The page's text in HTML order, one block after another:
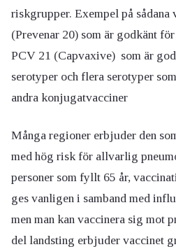
riskgrupper. Exempel på
(Prevenar 20) som är godkänt
PCV 21 (Capvaxive) som är
serotyper och flera serotyper
andra konjugatvacciner
Många regioner erbjuder den
med hög risk för allvarlig
personer som fyllt 65 år,
ges vanligen i samband med
men man kan vaccinera sig mot
del landsting erbjuder vaccinet